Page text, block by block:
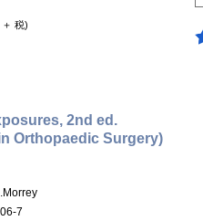
税)
2nd ed.
Orthopaedic Surgery)
7